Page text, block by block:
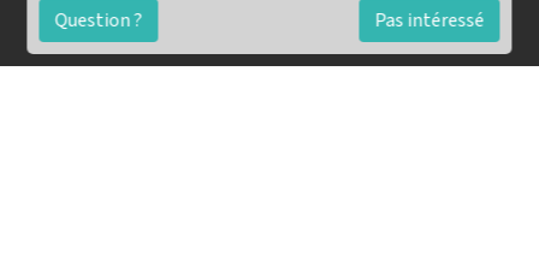
Question ? Pas intéressé